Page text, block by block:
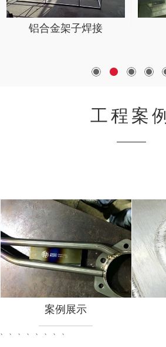
铝合金架子焊接
工程案例
案例展示
案例展示
、 、 、 、 、 、 、 、